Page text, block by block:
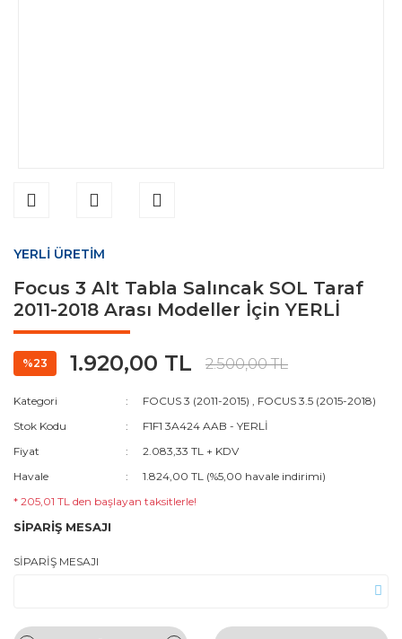
YERLİ ÜRETİM
Focus 3 Alt Tabla Salıncak SOL Taraf
2011-2018 Arası Modeller İçin YERLİ
%23 1.920,00 TL 2.500,00 TL
Kategori FOCUS 3 (2011-2015) , FOCUS 3.5 (2015-2018)
Stok Kodu
F1F1 3A424 AAB - YERLİ
Fiyat
2.083,33 TL + KDV
Havale
1.824,00 TL (%5,00 havale indirimi)
* 205,01 TL den başlayan taksitlerle!
SİPARİŞ MESAJI
SİPARİŞ MESAJI